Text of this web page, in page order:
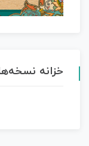
خزانه